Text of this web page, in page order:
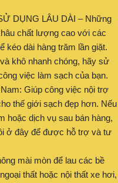
DỤNG LÂU DÀI – Những
chất lượng cao với các
kéo dài hàng trăm lần giặt.
khô nhanh chóng, hãy sử
việc làm sạch của bạn.
Giúp công việc nội trợ
thế giới sạch đẹp hơn. Nếu
hoặc dịch vụ sau bán hàng,
ở đây để được hỗ trợ và tư
mài mòn để lau các bề
thất hoặc nội thất xe hơi,